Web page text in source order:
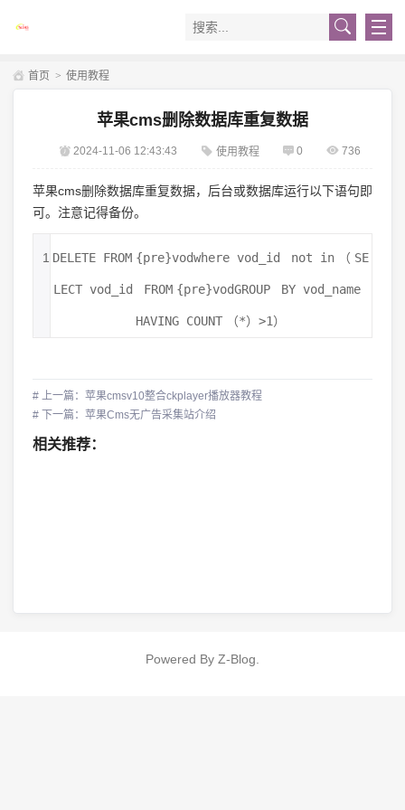
首页 > 使用教程
苹果cms删除数据库重复数据
2024-11-06 12:43:43 使用教程 0 736
苹果cms删除数据库重复数据，后台或数据库运行以下语句即
可。注意记得备份。
1 DELETE FROM {pre}vodwhere vod_id not in （ SE
LECT vod_id FROM {pre}vodGROUP BY vod_name
HAVING COUNT （*）>1）
# 上一篇：苹果cmsv10整合ckplayer播放器教程
# 下一篇：苹果Cms无广告采集站介绍
相关推荐：
Powered By Z-Blog